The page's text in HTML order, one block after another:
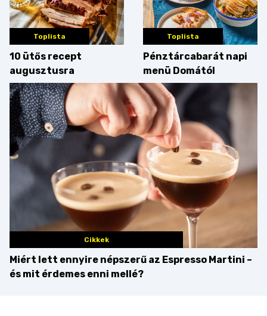
Toplista
10 ütős recept
augusztusra
Toplista
Pénztárcabarát napi
menü Domától
Cikkek
Miért lett ennyire népszerű az Espresso Martini –
és mit érdemes enni mellé?